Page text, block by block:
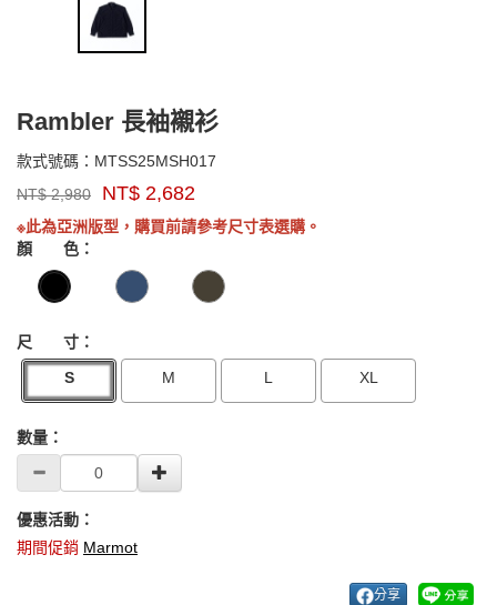
Rambler 長袖襯衫
款式號碼： MTSS25MSH017
牌：
Marmot
Asia
NT$2,980 NT$ 2,682
※此為亞洲版型，購買前請參考尺寸表選購。
顏 色：
尺 寸：
S
M L XL
數量：
優惠活動：
期間促銷 Marmot
分享